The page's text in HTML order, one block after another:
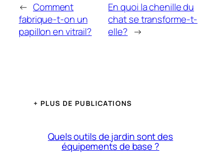
← Comment
fabrique-t-on un
papillon en vitrail?
En quoi la chenille du
chat se transforme-t-
elle? →
+ PLUS DE PUBLICATIONS
Quels outils de jardin sont des
équipements de base ?